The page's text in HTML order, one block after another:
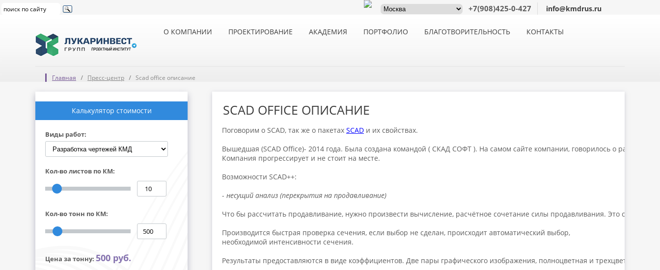
+7(908)425-0-427 info@kmdrus.ru
О КОМПАНИИ ПРОЕКТИРОВАНИЕ АКАДЕМИЯ ПОРТФОЛИО БЛАГОТВОРИТЕЛЬНОСТЬ КОНТАКТЫ
Главная Пресс-центр Scad office описание
Калькулятор стоимости
Виды работ:
Кол-во листов по КМ:
Кол-во тонн по КМ:
Цена за тонну: 500 руб.
SCAD OFFICE ОПИСАНИЕ
Поговорим о SCAD, так же о пакетах SCAD и их свойствах.
Вышедшая (SCAD Office)- 2014 года. Была создана командой ( СКАД СОФТ ). На самом сайте компании, говорилось о разнице
Компания прогрессирует и не стоит на месте.
Возможности SCAD++:
- несущий анализ (перекрытия на продавливание)
Что бы рассчитать продавливание, нужно произвести вычисление, расчётное сочетание силы продавливания. Это
Производится быстрая проверка сечения, если выбор не сделан, происходит автоматический выбор,
необходимой интенсивности сечения.
Результаты предоставляются в виде коэффициентов. Две пары графического изображения, полноцветная и трехцветная.